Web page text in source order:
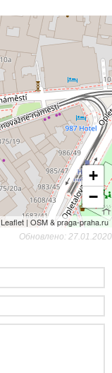
+
−
Leaflet | OSM & praga-praha.ru
Обновлено: 27.01.2020